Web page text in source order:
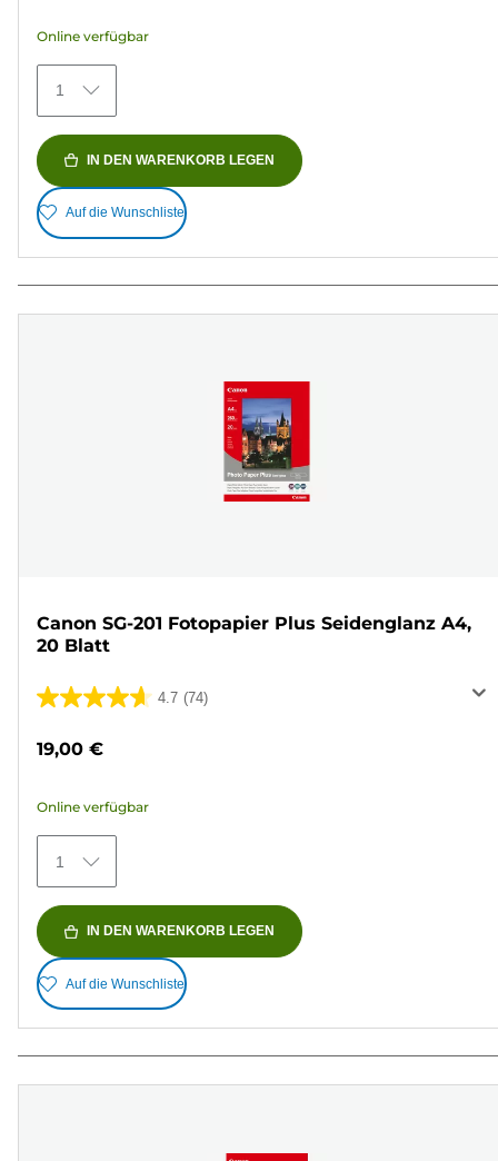
148
Bewertungen
Online verfügbar
1
IN DEN WARENKORB LEGEN
Auf die Wunschliste
Canon SG-201 Fotopapier Plus Seidenglanz A4,
20 Blatt
4.7 (74)
4.7
5
74
Bewertungen
19,00 €
Online verfügbar
1
IN DEN WARENKORB LEGEN
Auf die Wunschliste